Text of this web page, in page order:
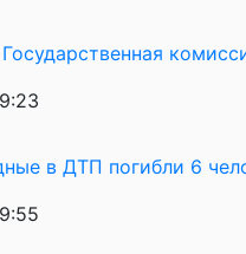
в ДТП погибли 6